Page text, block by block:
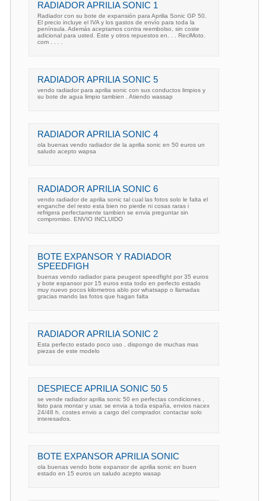
RADIADOR APRILIA SONIC 1
Radiador con su bote de expansión para Aprilia Sonic GP 50.
El precio incluye el IVA y los gastos de envío para toda la
península. Además aceptamos contra reembolso, sin coste
adicional para usted. Este y otros repuestos en. . . ReciMoto.
com . . . .
RADIADOR APRILIA SONIC 5
vendo radiador para aprilia sonic con sus conductos limpios y
su bote de agua limpio tambien . Atiendo wassap
RADIADOR APRILIA SONIC 4
ola buenas vendo radiador de la aprilia sonic en 50 euros un
saludo acepto wapsa
RADIADOR APRILIA SONIC 6
vendo radiador de aprilia sonic tal cual las fotos solo le falta el
enganche del resto esta bien no pierde ni cosas raras i
refrigera perfectamente tambien se envia preguntar sin
compromiso. ENVIO INCLUIDO
BOTE EXPANSOR Y RADIADOR
SPEEDFIGH
buenas vendo radiador para peugeot speedfight por 35 euros
y bote espansor por 15 euros esta todo en perfecto estado
muy nuevo pocos kilometros ablo por whatsapp o llamadas
gracias mando las fotos que hagan falta
RADIADOR APRILIA SONIC 2
Esta perfecto estado poco uso , dispongo de muchas mas
piezas de este modelo
DESPIECE APRILIA SONIC 50 5
se vende radiador aprilia sonic 50 en perfectas condiciones ,
listo para montar y usar. se envia a toda españa, envios nacex
24/48 h. costes envio a cargo del comprador. contactar solo
interesados.
BOTE EXPANSOR APRILIA SONIC
ola buenas vendo bote expansor de aprilia sonic en buen
estado en 15 euros un saludo acepto wasap